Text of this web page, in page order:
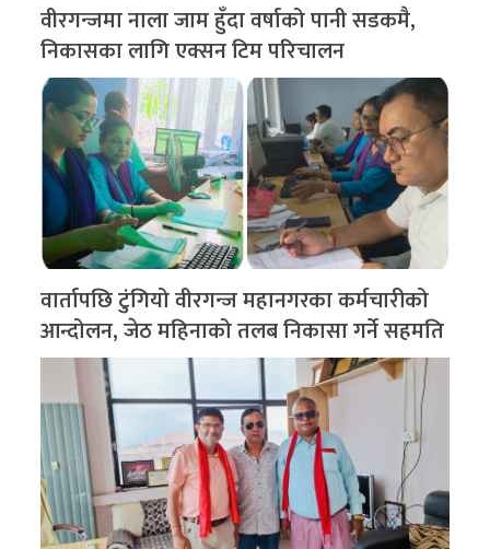
वीरगन्जमा नाला जाम हुँदा वर्षाको पानी सडकमै,
निकासका लागि एक्सन टिम परिचालन
वार्तापछि टुंगियो वीरगन्ज महानगरका कर्मचारीको
आन्दोलन, जेठ महिनाको तलब निकासा गर्ने सहमति